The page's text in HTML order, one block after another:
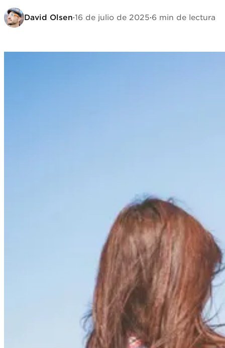
David Olsen·16 de julio de 2025·6 min de lectura